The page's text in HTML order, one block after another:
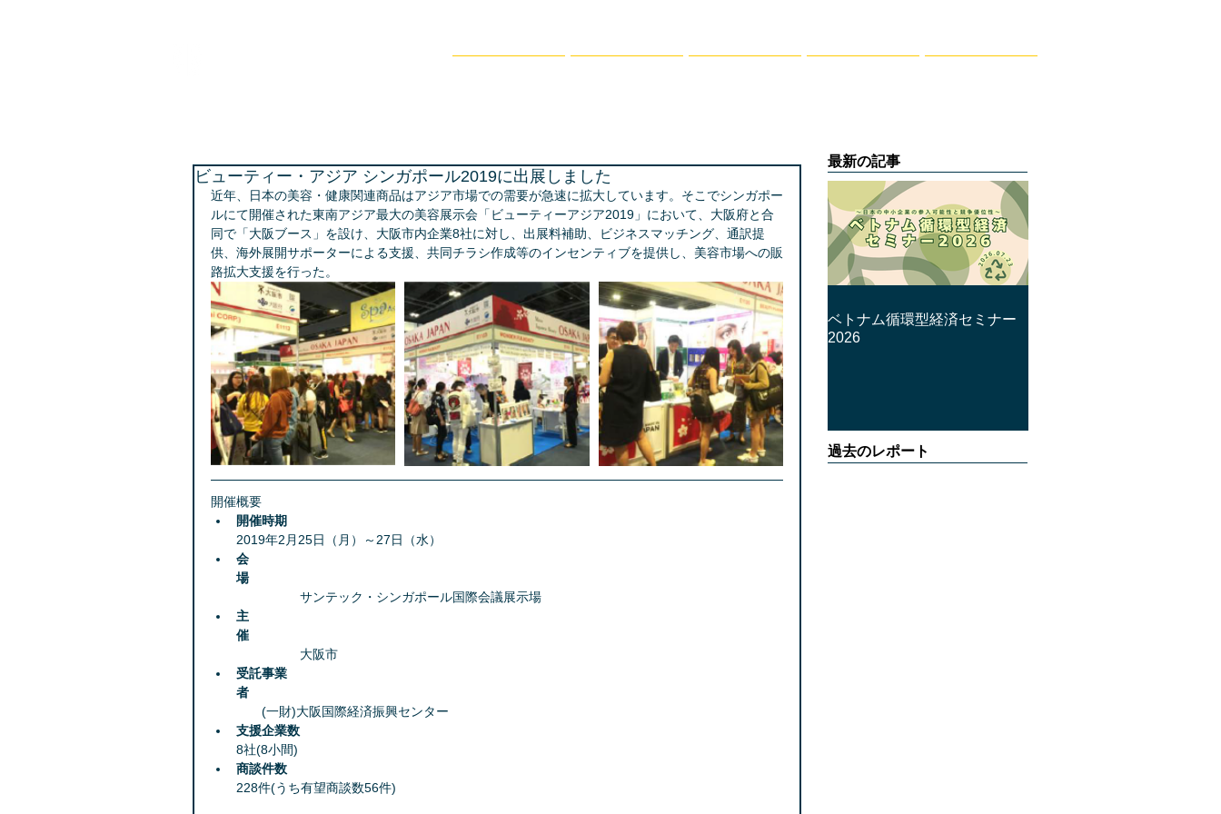
ビューティー・アジア シンガポール2019に出展しました
近年、日本の美容・健康関連商品はアジア市場での需要が急速に拡大しています。そこでシンガポー
ルにて開催された東南アジア最大の美容展示会「ビューティーアジア2019」において、大阪府と合
同で「大阪ブース」を設け、大阪市内企業8社に対し、出展料補助、ビジネスマッチング、通訳提
供、海外展開サポーターによる支援、共同チラシ作成等のインセンティブを提供し、美容市場への販
路拡大支援を行った。
開催概要
開催時期
2019年2月25日（月）～27日（水）
会
場
サンテック・シンガポール国際会議展示場
主
催
大阪市
受託事業
者
(一財)大阪国際経済振興センター
支援企業数
8社(8小間)
商談件数
228件(うち有望商談数56件)
最新の記事
ベトナム循環型経済セミナー
2026
過去のレポート